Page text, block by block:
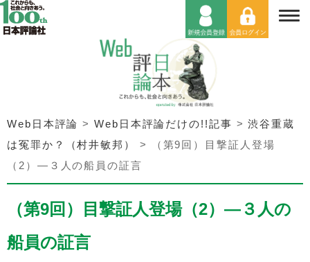
Web日本評論 >Web日本評論だけの!!記事 >渋谷重蔵
は冤罪か？（村井敏邦）
>
（第9回）目撃証人登場
（2）―３人の船員の証言
（第9回）目撃証人登場（2）―３人の
船員の証言